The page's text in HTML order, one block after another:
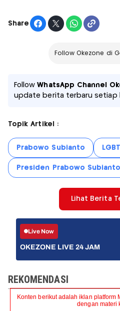
Share
Follow Okezone di
FollowWhatsApp Channel
update berita terbaru setiap
Topik Artikel :
Prabowo Subianto LGBT
Presiden Prabowo Subianto
Lihat Berita
Live Now
OKEZONE LIVE 24 JAM